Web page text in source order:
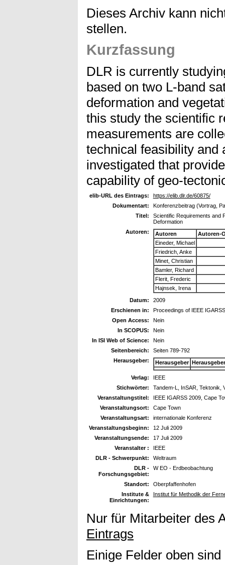
Dieses Archiv kann
stellen.
Kurzfassung
DLR is currently
based on two L-band
deformation and
this study the scientific
measurements are
technical feasibility and
investigated that
capability of geo-
elib-URL des Eintrags:
https://elib.dlr.de/60875/
Dokumentart:
Konferenzbeitrag (Vortrag,
Titel:
Scientific Requirements and
Deformation
Autoren:
Autoren
Autoren-
Eineder, Michael
Friedrich, Anke
Minet, Christian
Bamler, Richard
Flerit, Frederic
Hajnsek, Irena
Datum:
2009
Erschienen in:
Proceedings of IEEE
Open Access:
Nein
In SCOPUS:
Nein
In ISI Web of Science:
Nein
Seitenbereich:
Seiten 789-792
Herausgeber:
Herausgeber
Verlag:
IEEE
Stichwörter:
Tandem-L, InSAR, Tektonik,
Veranstaltungstitel:
IEEE IGARSS 2009, Cape
Veranstaltungsort:
Cape Town
Veranstaltungsart:
internationale Konferenz
Veranstaltungsbeginn:
12 Juli 2009
Veranstaltungsende:
17 Juli 2009
Veranstalter :
IEEE
DLR - Schwerpunkt:
Weltraum
DLR -
Forschungsgebiet:
W EO - Erdbeobachtung
Standort:
Oberpfaffenhofen
Institute &
Einrichtungen:
Institut für Methodik der
Nur für Mitarbeiter des
Eintrags
Einige Felder oben